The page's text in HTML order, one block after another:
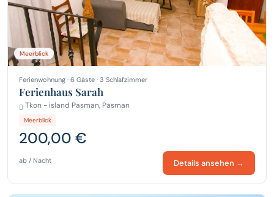
Meerblick
Ferienwohnung · 6 Gäste · 3 Schlafzimmer
Ferienhaus Sarah
Tkon - island Pasman, Pasman
Meerblick
200,00 €
ab / Nacht Details ansehen →